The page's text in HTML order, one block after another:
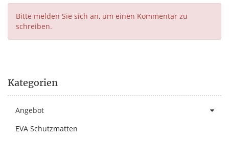
Bitte melden Sie sich an, um einen Kommentar zu
schreiben.
Kategorien
Angebot
EVA Schutzmatten